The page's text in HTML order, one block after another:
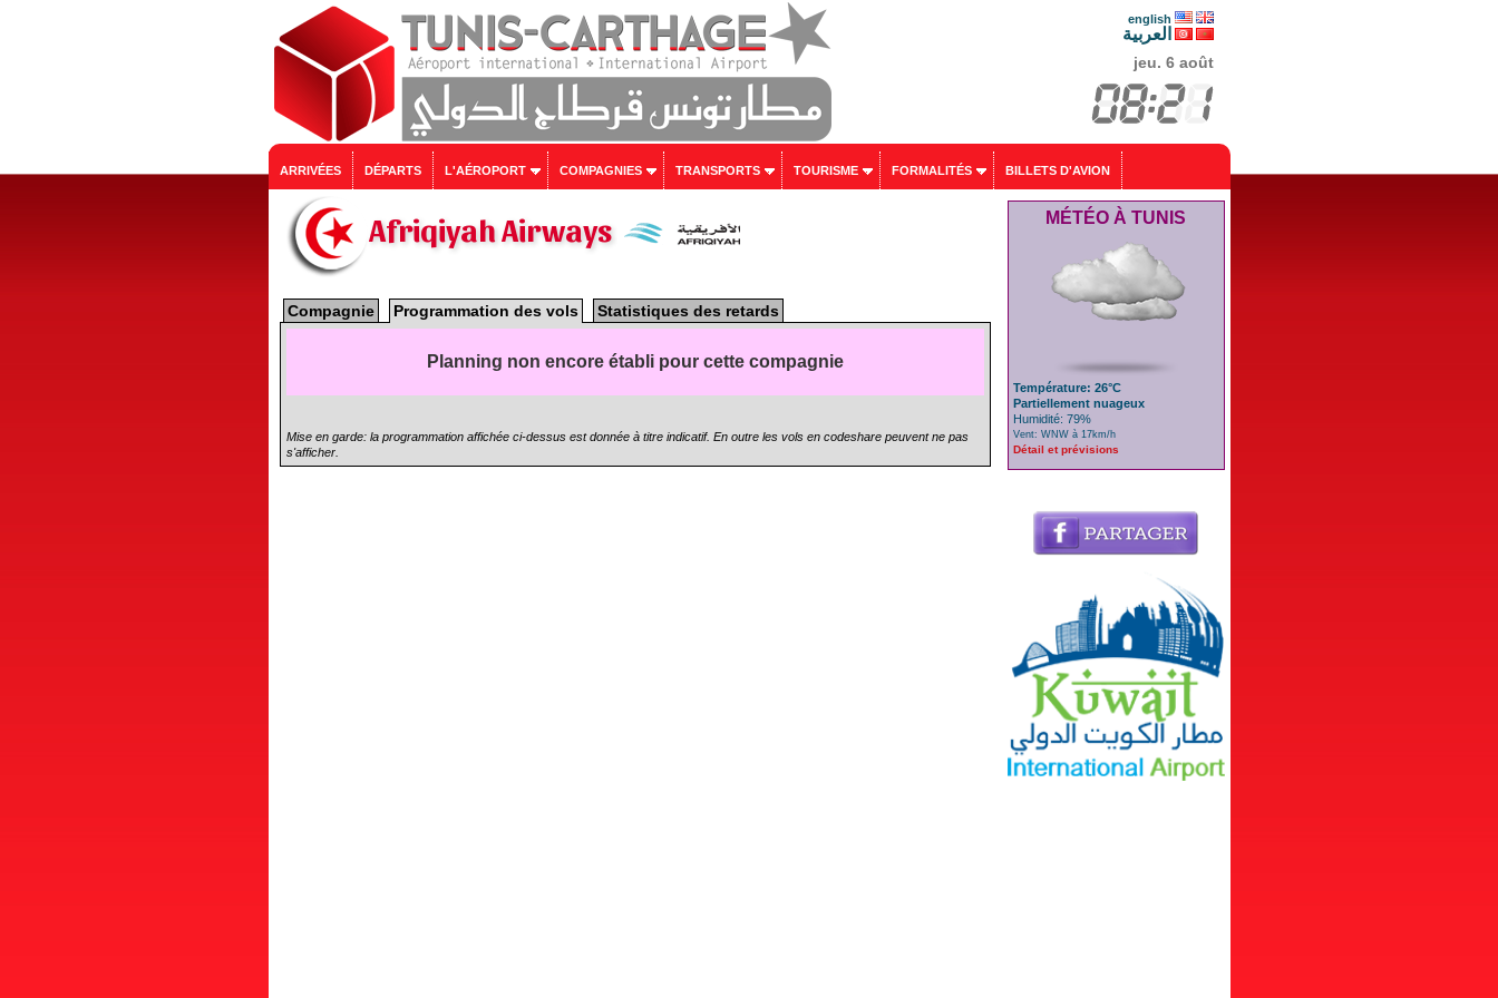
english
العربية
jeu. 6 août
ARRIVÉES DÉPARTS L'AÉROPORT COMPAGNIES TRANSPORTS TOURISME FORMALITÉS BILLETS D'AVION
Afriqiyah Airways
Compagnie Programmation des vols Statistiques des retards
Planning non encore établi pour cette compagnie
Mise en garde: la programmation affichée ci-dessus est donnée à titre indicatif. En outre les vols en codeshare peuvent ne pas
s'afficher.
MÉTÉO À TUNIS
Température: 26°C
Partiellement nuageux
Humidité: 79%
Vent: WNW à 17km/h
Détail et prévisions